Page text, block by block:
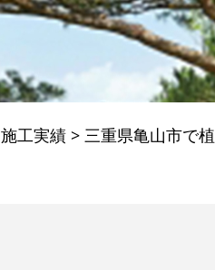
施工実績 > 三重県亀山市で